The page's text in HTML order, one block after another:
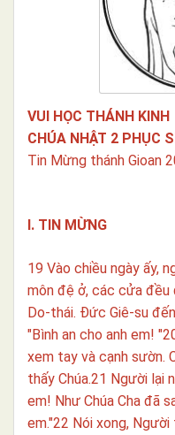
VUI HỌC THÁNH KINH
CHÚA NHẬT 2 PHỤC
Tin Mừng thánh Gioan
I. TIN MỪNG
19 Vào chiều ngày ấy,
môn đệ ở, các cửa đều
Do-thái. Đức Giê-su
"Bình an cho anh em!
xem tay và cạnh sườn.
thấy Chúa.21 Người lại
em! Như Chúa Cha đã
em."22 Nói xong,